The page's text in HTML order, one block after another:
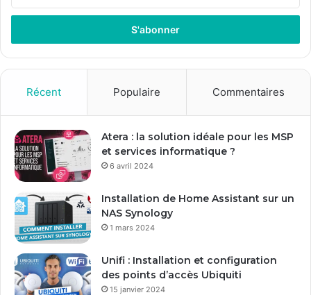
t
e
z
r
e
a
d
s
e
m
a
Récent Populaire Commentaires
Atera : la solution idéale pour les MSP
et services informatique ?
6 avril 2024
Installation de Home Assistant sur un
NAS Synology
1 mars 2024
Unifi : Installation et configuration
des points d’accès Ubiquiti
15 janvier 2024